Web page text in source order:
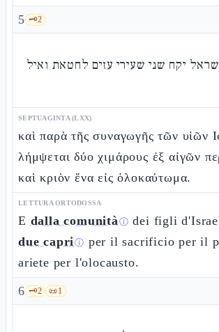
5 🗝️2
יקח שני שעירי עזים לחטאת ואיל
SEPTUAGINTA (LXX)
καὶ παρὰ τῆς συναγωγῆς τῶν υἱῶν
λήμψεται δύο χιμάρους ἐξ αἰγῶν
καὶ κριὸν ἕνα εἰς ὁλοκαύτωμα.
LETTURA ORTODOSSA
E dalla comunitàⓘ dei figli
due capriⓘ per il sacrificio per il
ariete per l'olocausto.
6 🗝️2 📜1